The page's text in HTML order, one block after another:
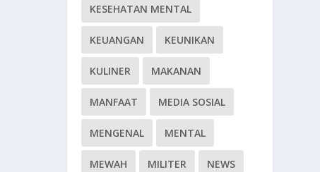
KESEHATAN MENTAL
KEUANGAN KEUNIKAN
KULINER MAKANAN
MANFAAT MEDIA SOSIAL
MENGENAL MENTAL
MEWAH MILITER NEWS